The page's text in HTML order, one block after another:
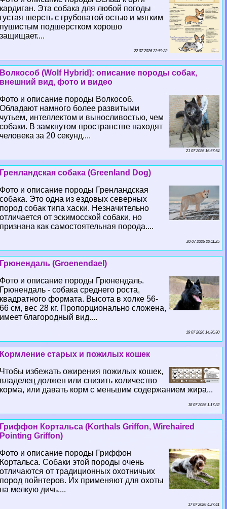
кардиган. Эта собака для любой погоды
густая шерсть с грубоватой остью и мягким
пушистым подшерстком хорошо
защищает....
22 07 2026 22:59:33
Волкособ (Wolf Hybrid): описание породы собак,
внешний вид, фото и видео
Фото и описание породы Волкособ.
Обладают намного более развитыми
чутьем, интеллектом и выносливостью, чем
собаки. В замкнутом прострaнcтве находят
человека за 20 секунд....
21 07 2026 16:57:54
Гренландская собака (Greenland Dog)
Фото и описание породы Гренландская
собака. Это одна из ездовых северных
пород собак типа хаски. Незначительно
отличается от эскимосской собаки, но
признана как самостоятельная порода....
20 07 2026 20:11:25
Грюнендаль (Groenendael)
Фото и описание породы Грюнендаль.
Грюнендаль - собака среднего роста,
квадратного формата. Высота в холке 56-
66 см, вес 28 кг. Пропорционально сложена,
имеет благородный вид....
19 07 2026 14:36:30
Кормление старых и пожилых кошек
Чтобы избежать ожирения пожилых кошек,
владелец должен или снизить количество
корма, или давать корм с меньшим содержанием жира...
18 07 2026 1:17:32
Гриффон Кортальса (Korthals Griffon, Wirehaired
Pointing Griffon)
Фото и описание породы Гриффон
Кортальса. Собаки этой породы очень
отличаются от традиционных охотничьих
пород пойнтеров. Их применяют для охоты
на мелкую дичь....
17 07 2026 4:27:41